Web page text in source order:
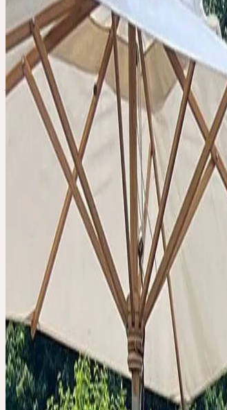
Ceres
Produkte
samedi, 20 juin 2026
Bachtobelstrasse 6, CH-
jun2026
Journée de visite🇨🇭 TousDeutsch
CERES
CERES
HERZLICH WILLKOMMEN ZU
BESUCHSTAG